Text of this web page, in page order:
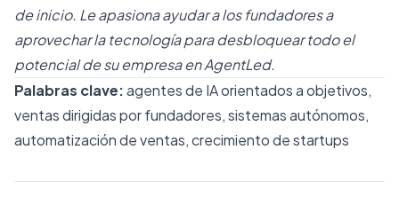
de inicio. Le apasiona ayudar a los fundadores a
aprovechar la tecnología para desbloquear todo el
potencial de su empresa en AgentLed.
Palabras clave:agentes de IA orientados a objetivos,
ventas dirigidas por fundadores, sistemas autónomos,
automatización de ventas, crecimiento de startups